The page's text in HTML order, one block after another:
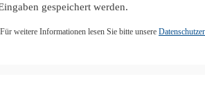
gespeichert werden.
weitere Informationen lesen Sie bitte unsere